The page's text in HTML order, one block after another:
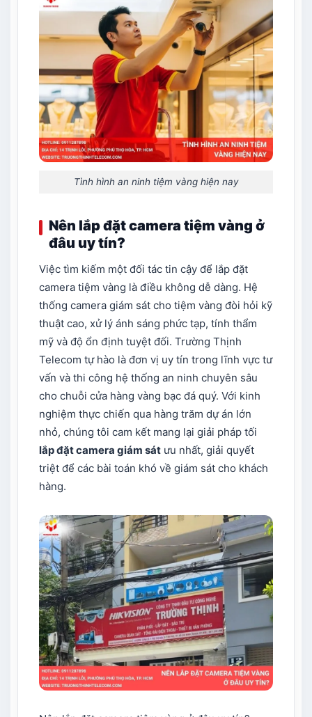
Tình hình an ninh tiệm vàng hiện nay
Nên lắp đặt camera tiệm vàng ở
đâu uy tín?
Việc tìm kiếm một đối tác tin cậy để lắp đặt
camera tiệm vàng là điều không dễ dàng. Hệ
thống camera giám sát cho tiệm vàng đòi hỏi kỹ
thuật cao, xử lý ánh sáng phức tạp, tính thẩm
mỹ và độ ổn định tuyệt đối. Trường Thịnh
Telecom tự hào là đơn vị uy tín trong lĩnh vực tư
vấn và thi công hệ thống an ninh chuyên sâu
cho chuỗi cửa hàng vàng bạc đá quý. Với kinh
nghiệm thực chiến qua hàng trăm dự án lớn
nhỏ, chúng tôi cam kết mang lại giải pháp tối
lắp đặt camera giám sát ưu nhất, giải quyết
triệt để các bài toán khó về giám sát cho khách
hàng.